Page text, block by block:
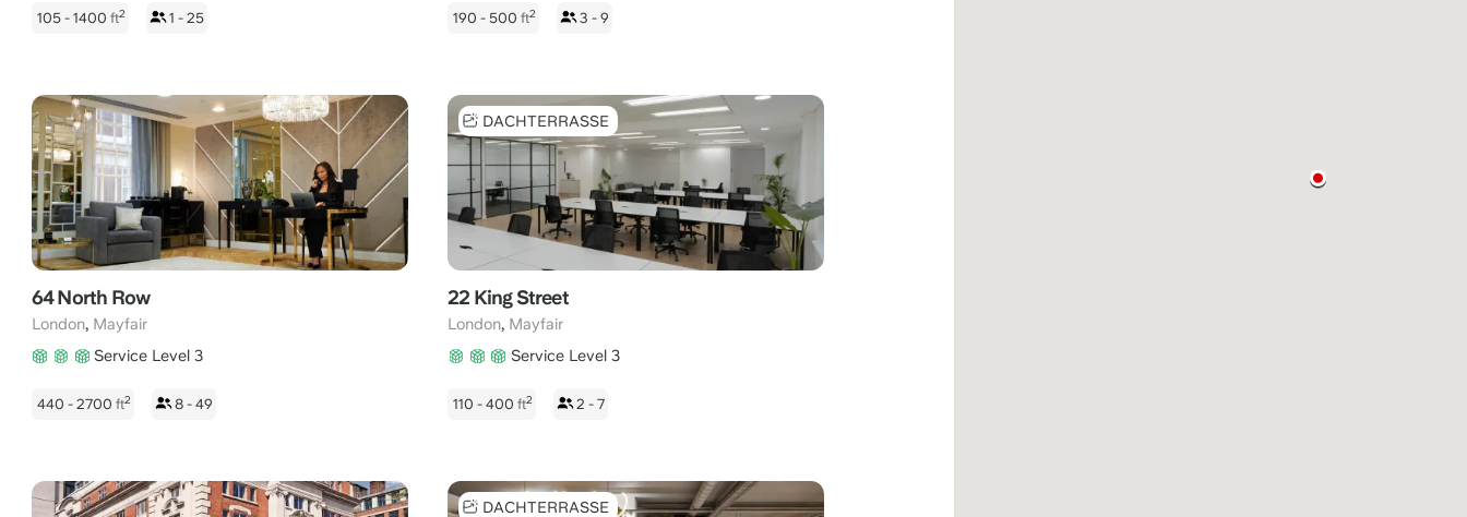
105 - 1400 ft2 1 - 25 190 - 500 ft2 3 - 9
64 North Row
London, Mayfair
Service Level 3
440 - 2700 ft2 8 - 49
DACHTERRASSE
22 King Street
London, Mayfair
Service Level 3
110 - 400 ft2 2 - 7
DACHTERRASSE